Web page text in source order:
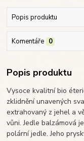
Popis produktu
Komentáře 0
Popis produktu
Vysoce kvalitní bio
zklidnění unavených
extrahovaný z jehel a
vůni. Jedle balzámová
polární jedle. Jeho